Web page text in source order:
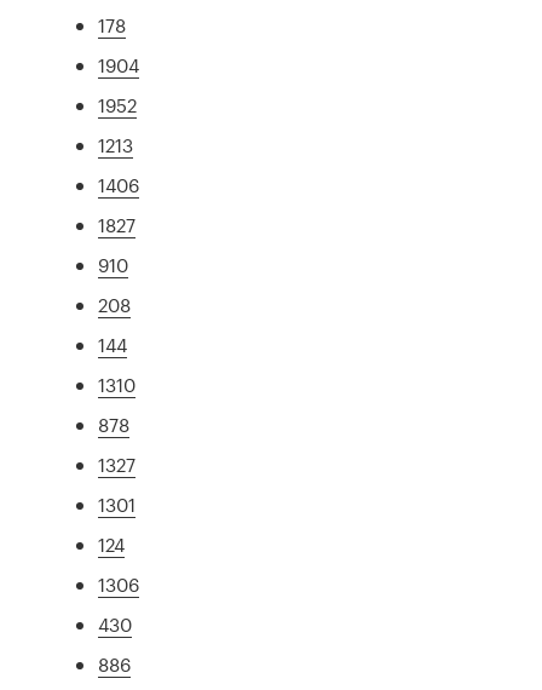
178
1904
1952
1213
1406
1827
910
208
144
1310
878
1327
1301
124
1306
430
886